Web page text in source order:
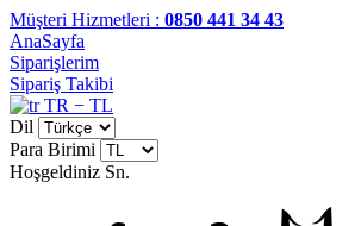
Müşteri Hizmetleri : 0850 441 34 43
AnaSayfa
Siparişlerim
Sipariş Takibi
TR − TL
Dil
Para Birimi
Hoşgeldiniz Sn.